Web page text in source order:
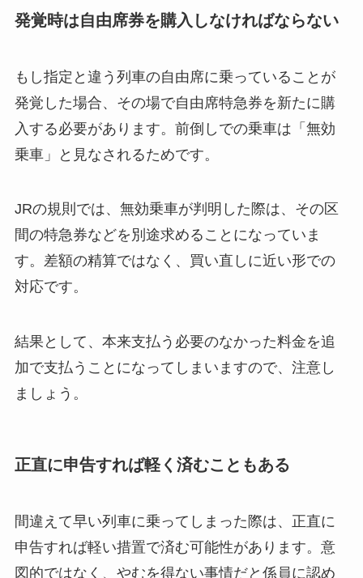
発覚時は自由席券を購入しなければならない
もし指定と違う列車の自由席に乗っていることが
発覚した場合、その場で自由席特急券を新たに購
入する必要があります。前倒しでの乗車は「無効
乗車」と見なされるためです。
JRの規則では、無効乗車が判明した際は、その区
間の特急券などを別途求めることになっていま
す。差額の精算ではなく、買い直しに近い形での
対応です。
結果として、本来支払う必要のなかった料金を追
加で支払うことになってしまいますので、注意し
ましょう。
正直に申告すれば軽く済むこともある
間違えて早い列車に乗ってしまった際は、正直に
申告すれば軽い措置で済む可能性があります。意
図的ではなく、やむを得ない事情だと係員に認め